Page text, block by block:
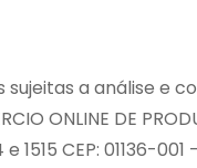
a análise e
DE
1515 CEP: 01136-